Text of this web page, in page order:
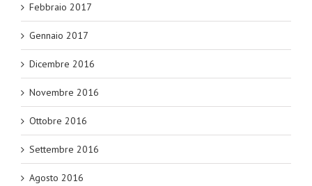
Febbraio 2017
Gennaio 2017
Dicembre 2016
Novembre 2016
Ottobre 2016
Settembre 2016
Agosto 2016